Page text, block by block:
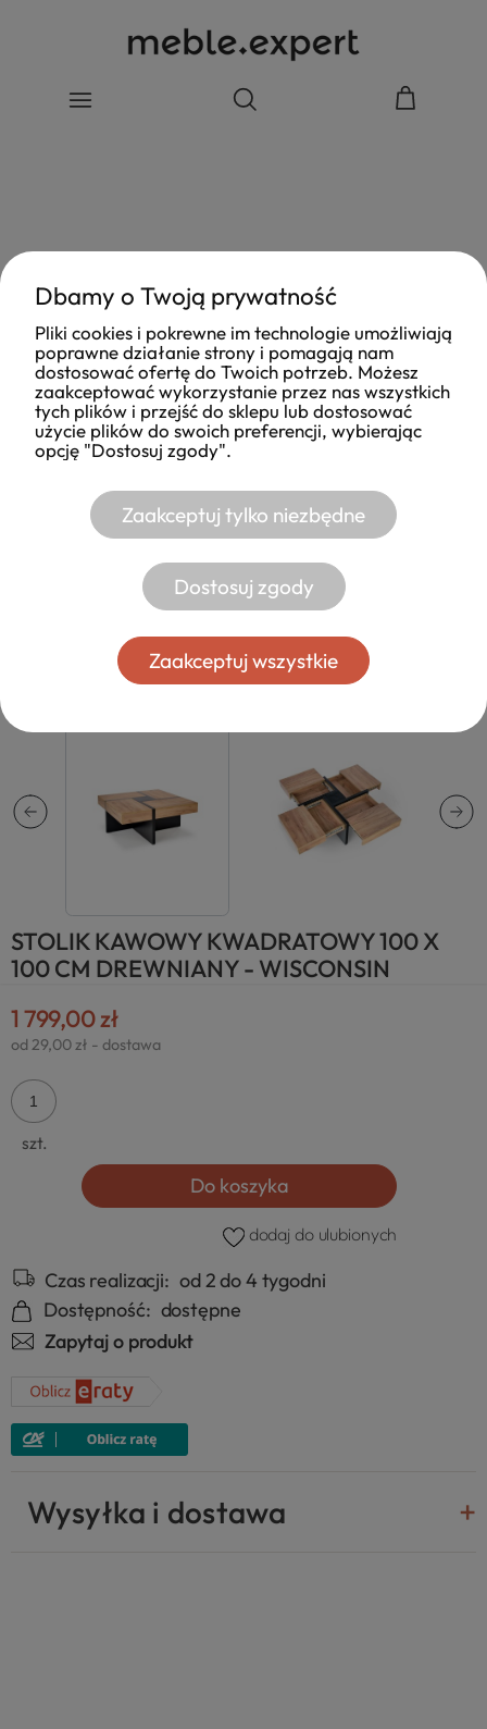
STOLIK KAWOWY KWADRATOWY 100 X
100 CM DREWNIANY - WISCONSIN
1 799,00 zł
od 29,00 zł - dostawa
szt.
Do koszyka
dodaj do ulubionych
Czas realizacji: od 2 do 4 tygodni
Dostępność: dostępne
Zapytaj o produkt
Wysyłka i dostawa
Dbamy o Twoją prywatność
Pliki cookies i pokrewne im technologie umożliwiają
poprawne działanie strony i pomagają nam
dostosować ofertę do Twoich potrzeb. Możesz
zaakceptować wykorzystanie przez nas wszystkich
tych plików i przejść do sklepu lub dostosować
użycie plików do swoich preferencji, wybierając
opcję "Dostosuj zgody".
Zaakceptuj tylko niezbędne
Dostosuj zgody
Zaakceptuj wszystkie